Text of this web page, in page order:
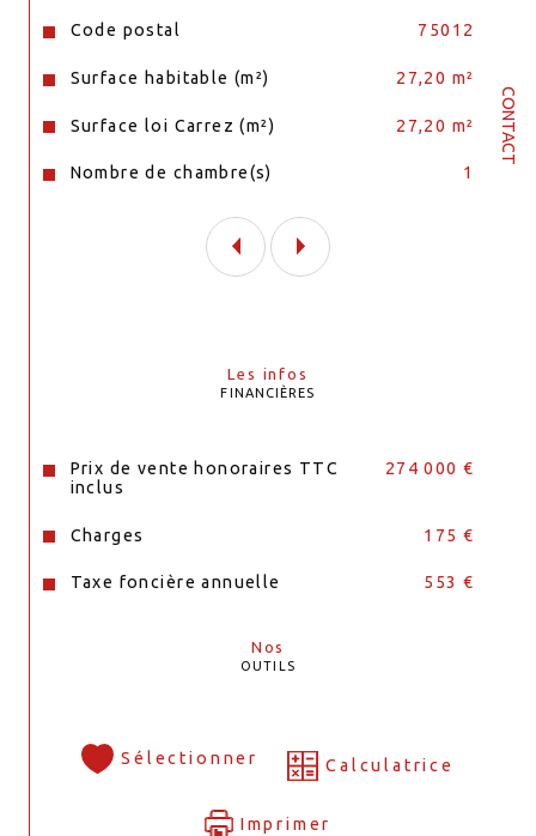
CONTACT
Caractéristiques Valeurs
Code postal 75012
Surface habitable (m²) 27,20 m²
Surface loi Carrez (m²) 27,20 m²
Nombre de chambre(s) 1
Les infos
FINANCIÈRES
Prix de vente honoraires TTC
inclus
274 000 €
Charges 175 €
Taxe foncière annuelle 553 €
Nos
OUTILS
Sélectionner Calculatrice
Imprimer